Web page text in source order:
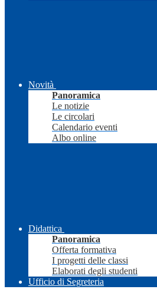
Novità
Panoramica
Le notizie
Le circolari
Calendario eventi
Albo online
Didattica
Panoramica
Offerta formativa
I progetti delle classi
Elaborati degli studenti
Ufficio di Segreteria